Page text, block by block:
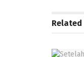
Related